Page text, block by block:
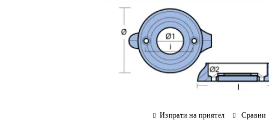
Изпрати на приятел Сравни